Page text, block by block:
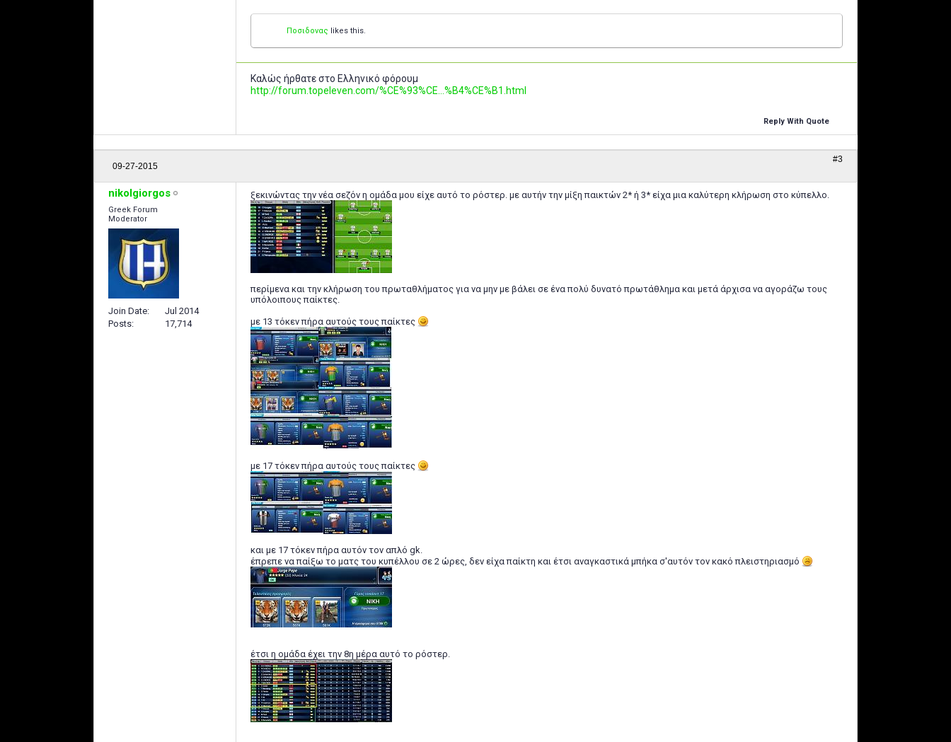
Ποσιδονας likes this.
Καλώς ήρθατε στο Ελληνικό φόρουμ
http://forum.topeleven.com/%CE%93%CE...%B4%CE%B1.html
Reply With Quote
09-27-2015
#3
nikolgiorgos
Greek Forum
Moderator
Join Date
Jul 2014
Posts
17,714
ξεκινώντας την νέα σεζόν η ομάδα μου είχε αυτό το ρόστερ. με αυτήν την μίξη παικτών 2* ή 3* είχα μια καλύτερη κλήρωση στο κύπελλο.
περίμενα και την κλήρωση του πρωταθλήματος για να μην με βάλει σε ένα πολύ δυνατό πρωτάθλημα και μετά άρχισα να αγοράζω τους
υπόλοιπους παίκτες.
με 13 τόκεν πήρα αυτούς τους παίκτες
με 17 τόκεν πήρα αυτούς τους παίκτες
και με 17 τόκεν πήρα αυτόν τον απλό gk.
έπρεπε να παίξω το ματς του κυπέλλου σε 2 ώρες, δεν είχα παίκτη και έτσι αναγκαστικά μπήκα σ'αυτόν τον κακό πλειστηριασμό
έτσι η ομάδα έχει την 8η μέρα αυτό το ρόστερ.